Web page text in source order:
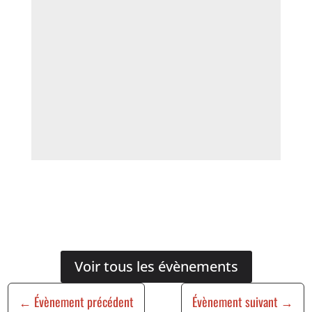
Voir tous les évènements
← Évènement précédent Évènement suivant →